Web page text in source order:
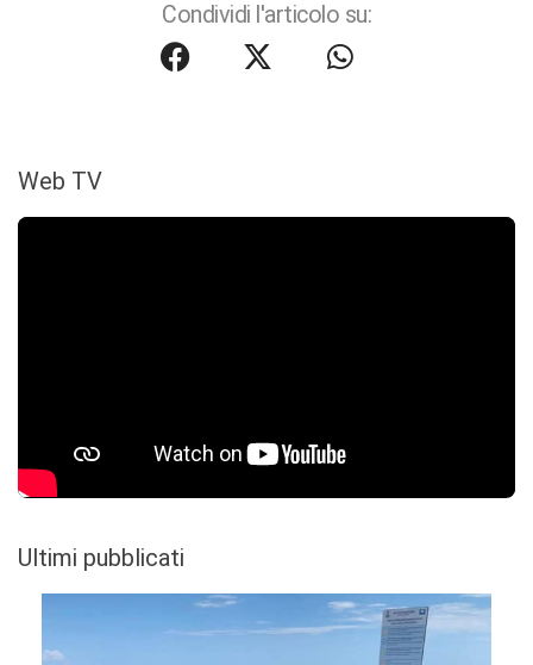
Condividi l'articolo su:
Web TV
Ultimi pubblicati